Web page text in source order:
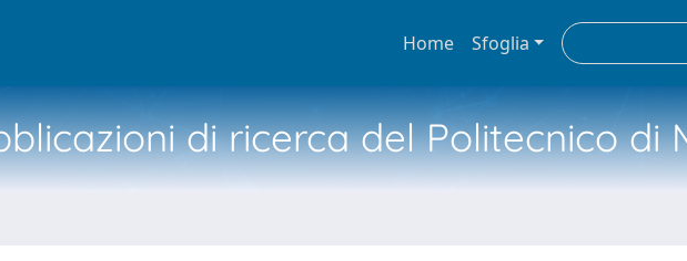
Home Sfoglia
di ricerca del Politecnico di